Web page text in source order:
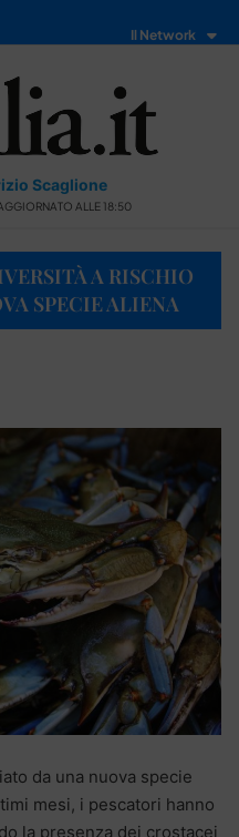
Il Network
Scaglione
ALLE 18:50
A RISCHIO
SPECIE ALIENA
da una nuova specie
mesi, i pescatori hanno
la presenza dei crostacei